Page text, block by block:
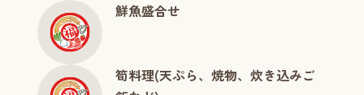
鮮魚盛合せ
筍料理(天ぷら、焼物、炊き込みご